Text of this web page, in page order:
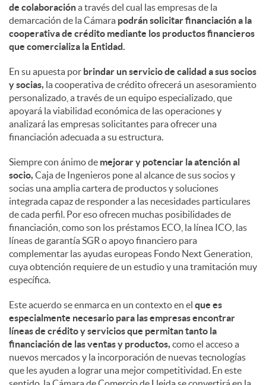
de colaboracióna través del cual las empresas de la
demarcación de la Cámara podrán solicitar financiación a la
cooperativa de crédito mediante los productos financieros
que comercializa la Entidad.
En su apuesta por brindar un servicio de calidad a sus socios
y socias, la cooperativa de crédito ofrecerá un asesoramiento
personalizado, a través de un equipo especializado, que
apoyará la viabilidad económica de las operaciones y
analizará las empresas solicitantes para ofrecer una
financiación adecuada a su estructura.
Siempre con ánimo de mejorar y potenciar la atención al
socio, Caja de Ingenieros pone al alcance de sus socios y
socias una amplia cartera de productos y soluciones
integrada capaz de responder a las necesidades particulares
de cada perfil. Por eso ofrecen muchas posibilidades de
financiación, como son los préstamos ECO, la línea ICO, las
líneas de garantía SGR o apoyo financiero para
complementar las ayudas europeas Fondo Next Generation,
cuya obtención requiere de un estudio y una tramitación muy
específica.
Este acuerdo se enmarca en un contexto en el que es
especialmente necesario para las empresas encontrar
líneas de crédito y servicios que permitan tanto la
financiación de las ventas y productos, como el acceso a
nuevos mercados y la incorporación de nuevas tecnologías
que les ayuden a lograr una mejor competitividad. En este